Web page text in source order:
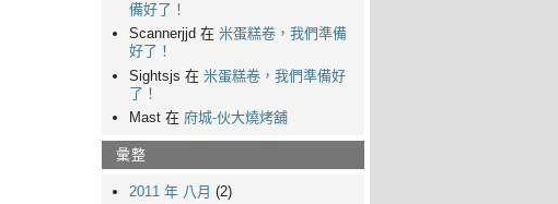
備好了！
Scannerjjd 在 米蛋糕卷，我們準備
好了！
Sightsjs 在 米蛋糕卷，我們準備好
了！
Mast 在 府城-伙大燒烤舖
彙整
2011 年 八月 (2)